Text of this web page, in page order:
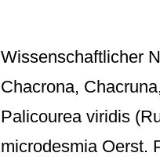
Wissenschaftlicher
Chacrona,
Palicourea viridis
microdesmia Oerst.